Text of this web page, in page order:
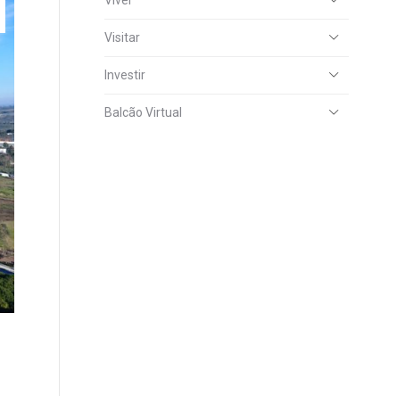
Visitar
Investir
Balcão Virtual